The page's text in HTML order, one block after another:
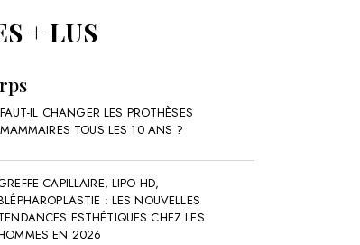
+ LUS
FAUT-IL CHANGER LES PROTHÈSES
MAMMAIRES TOUS LES 10 ANS ?
CAPILLAIRE, LIPO HD,
: LES NOUVELLES
ESTHÉTIQUES CHEZ LES
EN 2026